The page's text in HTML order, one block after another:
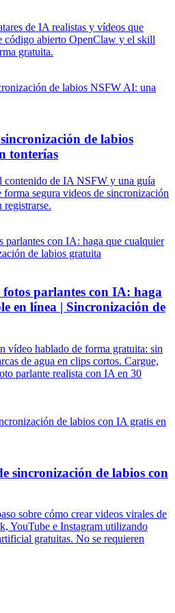
de IA realistas y vídeos que
código abierto OpenClaw y el skill
gratuita.
de labios
tonterías
contenido de IA NSFW y una guía
forma segura videos de sincronización
parlantes con IA: haga
en línea | Sincronización de
vídeo hablado de forma gratuita: sin
de agua en clips cortos. Cargue,
parlante realista con IA en 30
sincronización de labios con
sobre cómo crear videos virales de
YouTube e Instagram utilizando
gratuitas. No se requieren